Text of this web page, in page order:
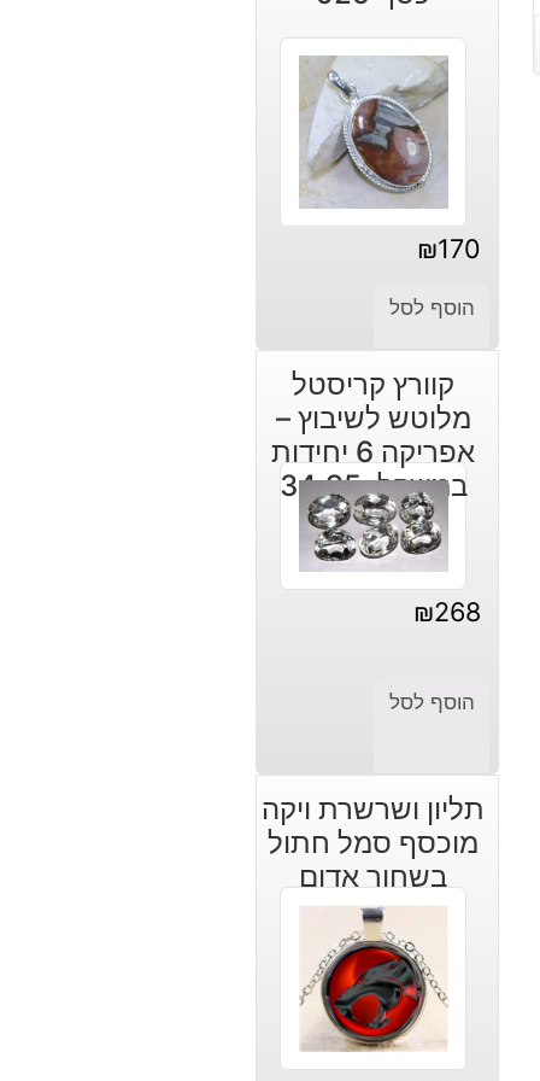
₪170
הוסף לסל
קוורץ קריסטל
מלוטש לשיבוץ –
אפריקה 6 יחידות
במשקל: 34.95
קרט
₪268
הוסף לסל
תליון ושרשרת ויקה
מוכסף סמל חתול
בשחור אדום